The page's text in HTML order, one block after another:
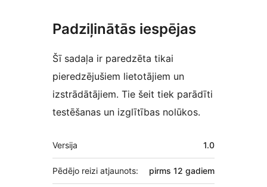
Padziļinātās iespējas
Šī sadaļa ir paredzēta tikai
pieredzējušiem lietotājiem un
izstrādātājiem. Tie šeit tiek parādīti
testēšanas un izglītības nolūkos.
Meta
Versija 1.0
Pēdējo reizi atjaunots: pirms 12 gadiem